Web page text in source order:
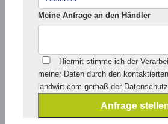
Meine Anfrage an den Händler
Hiermit stimme ich der
meiner Daten durch den
landwirt.com gemäß der